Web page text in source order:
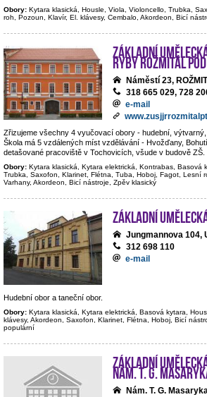
Obory: Kytara klasická, Housle, Viola, Violoncello, Trubka,
roh, Pozoun, Klavír, El. klávesy, Cembalo, Akordeon, Bicí
Základní
Ryby Rožmitál
Náměstí 23,
318 665 029, 728
e-mail
Zřizujeme všechny 4 vyučovací obory - hudební,
Škola má 5 vzdálených míst vzdělávání - Hvožďany,
detašované pracoviště v Tochovicích, všude v budově ZŠ.
Obory: Kytara klasická, Kytara elektrická, Kontrabas, Basová
Trubka, Saxofon, Klarinet, Flétna, Tuba, Hoboj, Fagot, Lesní
Varhany, Akordeon, Bicí nástroje, Zpěv klasický
Základní
Jungmannova 104,
312 698 110
e-mail
Hudební obor a taneční obor.
Obory: Kytara klasická, Kytara elektrická, Basová kytara,
klávesy, Akordeon, Saxofon, Klarinet, Flétna, Hoboj, Bicí
populární
Základní
nám. T. G.
Nám. T. G.